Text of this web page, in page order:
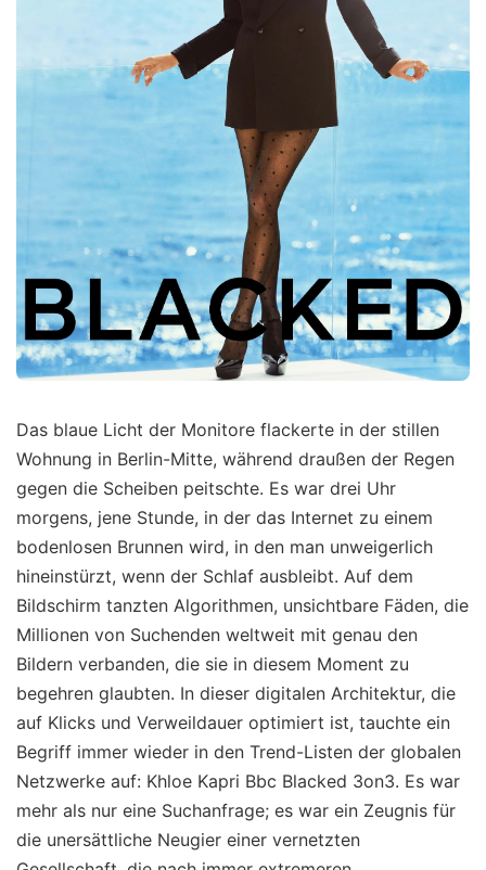
Das blaue Licht der Monitore flackerte in der stillen
Wohnung in Berlin-Mitte, während draußen der Regen
gegen die Scheiben peitschte. Es war drei Uhr
morgens, jene Stunde, in der das Internet zu einem
bodenlosen Brunnen wird, in den man unweigerlich
hineinstürzt, wenn der Schlaf ausbleibt. Auf dem
Bildschirm tanzten Algorithmen, unsichtbare Fäden, die
Millionen von Suchenden weltweit mit genau den
Bildern verbanden, die sie in diesem Moment zu
begehren glaubten. In dieser digitalen Architektur, die
auf Klicks und Verweildauer optimiert ist, tauchte ein
Begriff immer wieder in den Trend-Listen der globalen
Netzwerke auf: Khloe Kapri Bbc Blacked 3on3. Es war
mehr als nur eine Suchanfrage; es war ein Zeugnis für
die unersättliche Neugier einer vernetzten